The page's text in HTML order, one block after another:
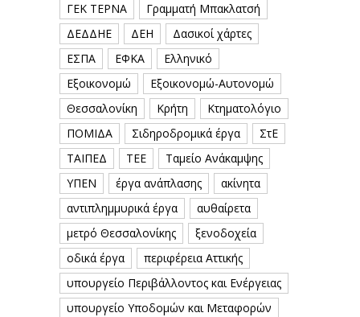
ΓΕΚ ΤΕΡΝΑ
Γραμματή Μπακλατσή
ΔΕΔΔΗΕ
ΔΕΗ
Δασικοί χάρτες
ΕΣΠΑ
ΕΦΚΑ
Ελληνικό
Εξοικονομώ
Εξοικονομώ-Αυτονομώ
Θεσσαλονίκη
Κρήτη
Κτηματολόγιο
ΠΟΜΙΔΑ
Σιδηροδρομικά έργα
ΣτΕ
ΤΑΙΠΕΔ
ΤΕΕ
Ταμείο Ανάκαμψης
ΥΠΕΝ
έργα ανάπλασης
ακίνητα
αντιπλημμυρικά έργα
αυθαίρετα
μετρό Θεσσαλονίκης
ξενοδοχεία
οδικά έργα
περιφέρεια Αττικής
υπουργείο Περιβάλλοντος και Ενέργειας
υπουργείο Υποδομών και Μεταφορών